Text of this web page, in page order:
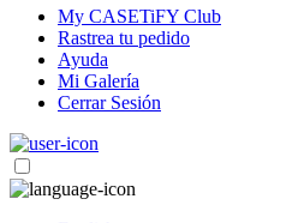
My CASETiFY Club
Rastrea tu pedido
Ayuda
Mi Galería
Cerrar Sesión